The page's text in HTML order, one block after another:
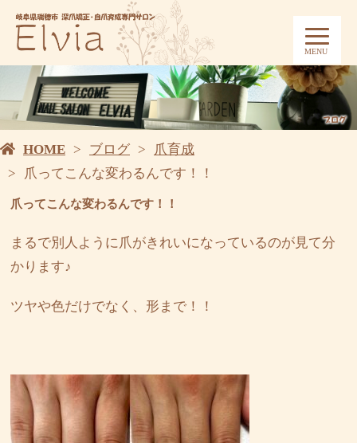
MENU
HOME ブログ
爪育成
爪ってこんな変わるんです！！
爪ってこんな変わるんです！！
まるで別人ように爪がきれいになっているのが見て分
かります♪
ツヤや色だけでなく、形まで！！